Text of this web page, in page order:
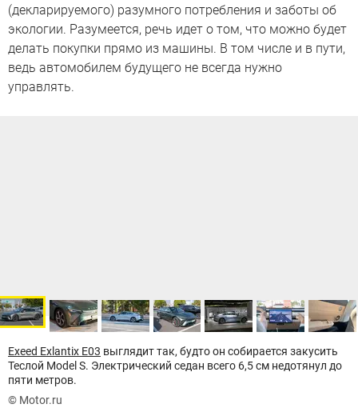
(декларируемого) разумного потребления и заботы об
экологии. Разумеется, речь идет о том, что можно будет
делать покупки прямо из машины. В том числе и в пути,
ведь автомобилем будущего не всегда нужно
управлять.
Exeed Exlantix Е03 выглядит так, будто он собирается закусить
Теслой Model S. Электрический седан всего 6,5 см недотянул до
пяти метров.
© Motor.ru